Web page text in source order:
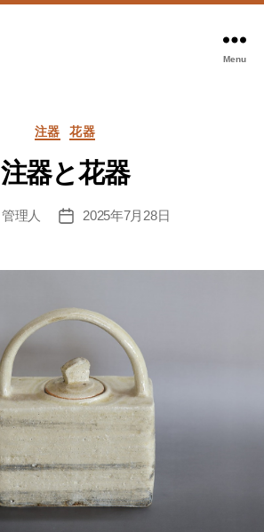
Menu
Categories
注器 花器
注器と花器
管理人
Post2025年7月28日